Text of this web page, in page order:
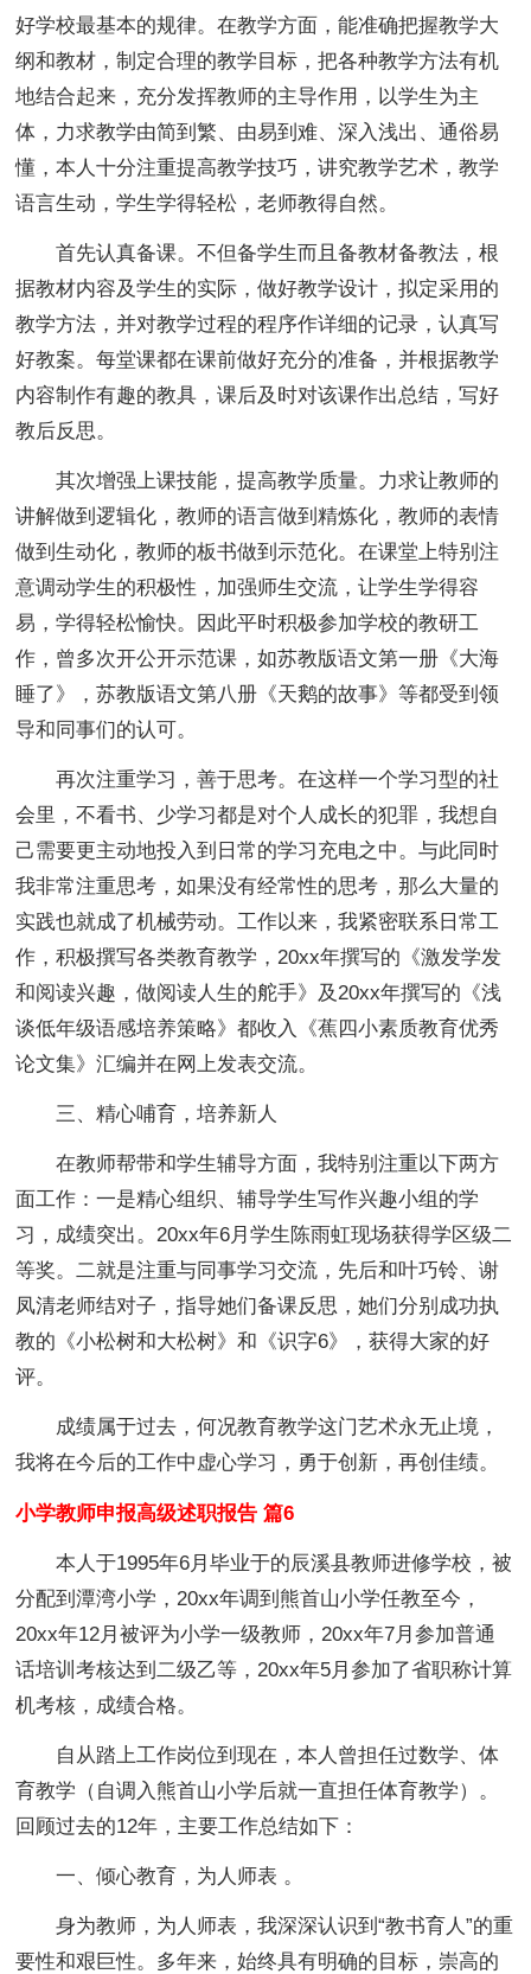
好学校最基本的规律。在教学方面，能准确把握教学大
纲和教材，制定合理的教学目标，把各种教学方法有机
地结合起来，充分发挥教师的主导作用，以学生为主
体，力求教学由简到繁、由易到难、深入浅出、通俗易
懂，本人十分注重提高教学技巧，讲究教学艺术，教学
语言生动，学生学得轻松，老师教得自然。
首先认真备课。不但备学生而且备教材备教法，根
据教材内容及学生的实际，做好教学设计，拟定采用的
教学方法，并对教学过程的程序作详细的记录，认真写
好教案。每堂课都在课前做好充分的准备，并根据教学
内容制作有趣的教具，课后及时对该课作出总结，写好
教后反思。
其次增强上课技能，提高教学质量。力求让教师的
讲解做到逻辑化，教师的语言做到精炼化，教师的表情
做到生动化，教师的板书做到示范化。在课堂上特别注
意调动学生的积极性，加强师生交流，让学生学得容
易，学得轻松愉快。因此平时积极参加学校的教研工
作，曾多次开公开示范课，如苏教版语文第一册《大海
睡了》，苏教版语文第八册《天鹅的故事》等都受到领
导和同事们的认可。
再次注重学习，善于思考。在这样一个学习型的社
会里，不看书、少学习都是对个人成长的犯罪，我想自
己需要更主动地投入到日常的学习充电之中。与此同时
我非常注重思考，如果没有经常性的思考，那么大量的
实践也就成了机械劳动。工作以来，我紧密联系日常工
作，积极撰写各类教育教学，20xx年撰写的《激发学发
和阅读兴趣，做阅读人生的舵手》及20xx年撰写的《浅
谈低年级语感培养策略》都收入《蕉四小素质教育优秀
论文集》汇编并在网上发表交流。
三、精心哺育，培养新人
在教师帮带和学生辅导方面，我特别注重以下两方
面工作：一是精心组织、辅导学生写作兴趣小组的学
习，成绩突出。20xx年6月学生陈雨虹现场获得学区级二
等奖。二就是注重与同事学习交流，先后和叶巧铃、谢
凤清老师结对子，指导她们备课反思，她们分别成功执
教的《小松树和大松树》和《识字6》，获得大家的好
评。
成绩属于过去，何况教育教学这门艺术永无止境，
我将在今后的工作中虚心学习，勇于创新，再创佳绩。
小学教师申报高级述职报告 篇6
本人于1995年6月毕业于的辰溪县教师进修学校，被
分配到潭湾小学，20xx年调到熊首山小学任教至今，
20xx年12月被评为小学一级教师，20xx年7月参加普通
话培训考核达到二级乙等，20xx年5月参加了省职称计算
机考核，成绩合格。
自从踏上工作岗位到现在，本人曾担任过数学、体
育教学（自调入熊首山小学后就一直担任体育教学）。
回顾过去的12年，主要工作总结如下：
一、倾心教育，为人师表 。
身为教师，为人师表，我深深认识到“教书育人”的重
要性和艰巨性。多年来，始终具有明确的目标，崇高的